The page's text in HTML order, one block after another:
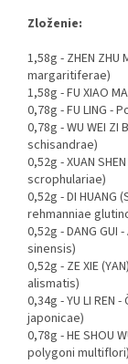
Zloženie:
1,58g - ZHEN
margaritiferae)
1,58g - FU XIAO
0,78g - FU LING -
0,78g - WU WEI ZI
schisandrae)
0,52g - XUAN
scrophulariae)
0,52g - DI HUANG
rehmanniae
0,52g - DANG
sinensis)
0,52g - ZE XIE
alismatis)
0,34g - YU LI
japonicae)
0,78g - HE SHOU
polygoni multiflori)